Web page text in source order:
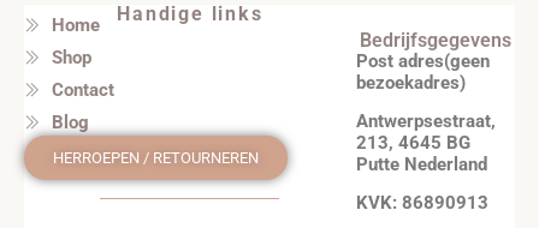
Handige links
Home
Shop
Contact
Blog
HERROEPEN / RETOURNEREN
Bedrijfsgegevens
Post adres(geen
bezoekadres)
Antwerpsestraat,
213, 4645 BG
Putte Nederland
KVK: 86890913